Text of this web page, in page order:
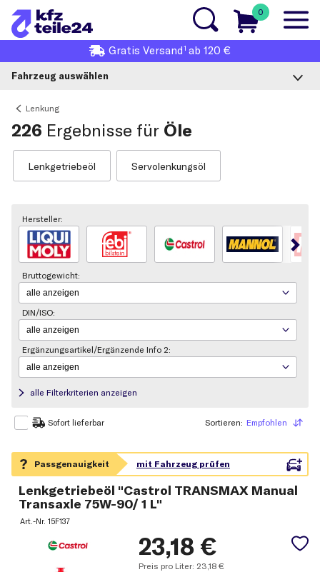
0
Gratis Versand1 ab 120 €
Fahrzeug auswählen
Lenkung
226 Ergebnisse für Öle
Lenkgetriebeöl Servolenkungsöl
Hersteller:
Bruttogewicht:
DIN/ISO:
Ergänzungsartikel/Ergänzende Info 2:
alle Filterkriterien anzeigen
Sofort lieferbar Empfohlen
Sortieren
Lenkgetriebeöl "Castrol TRANSMAX Manual
Transaxle 75W-90/ 1 L"
Art.-Nr.15F137
23,18 €
Preis pro Liter: 23,18 €